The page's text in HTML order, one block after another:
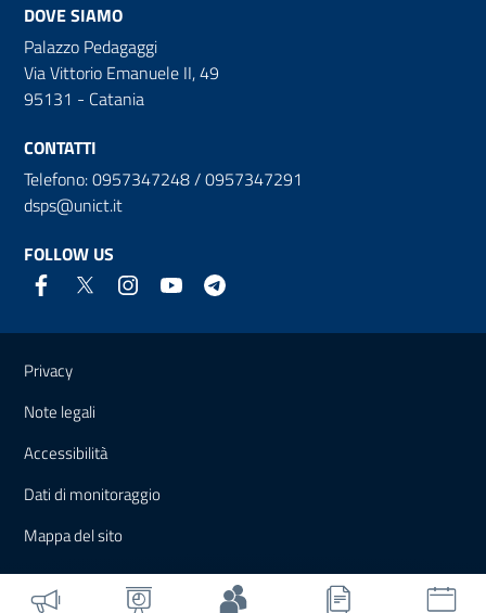
DOVE SIAMO
Palazzo Pedagaggi
Via Vittorio Emanuele II, 49
95131 - Catania
CONTATTI
Telefono: 0957347248 / 0957347291
dsps@unict.it
FOLLOW US
Useful links and information
Privacy
Note legali
Accessibilità
Dati di monitoraggio
Mappa del sito